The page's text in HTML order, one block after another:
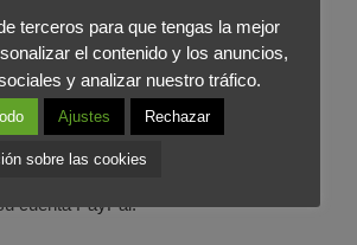
teleco aprovechar su
el cliente en cada
contactless a través
cuenta PayPal.
terceros para que tengas la mejor
el contenido y los anuncios,
y analizar nuestro tráfico.
Ajustes Rechazar
sobre las cookies